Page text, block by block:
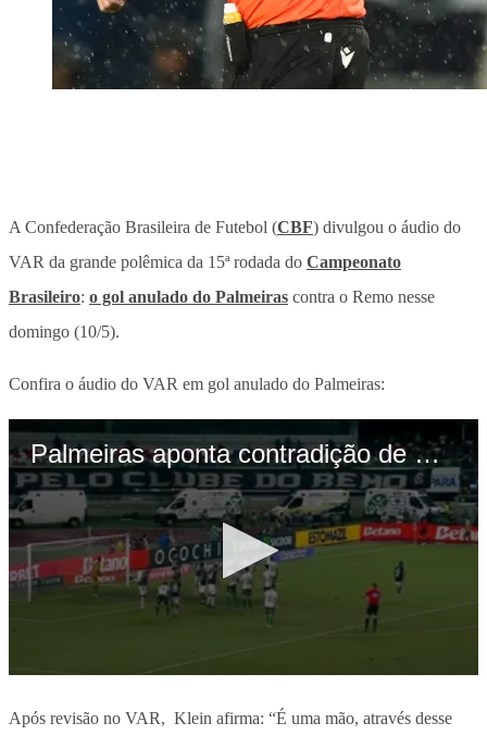
A Confederação Brasileira de Futebol (CBF) divulgou o áudio do
VAR da grande polêmica da 15ª rodada do Campeonato
Brasileiro: o gol anulado do Palmeiras contra o Remo nesse
domingo (10/5).
Confira o áudio do VAR em gol anulado do Palmeiras:
Após revisão no VAR, Klein afirma: “É uma mão, através desse